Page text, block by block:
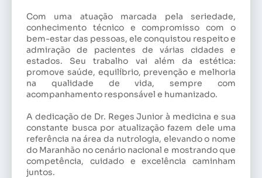
Com uma atuação marcada pela seriedade,
conhecimento técnico e compromisso com o
bem-estar das pessoas, ele conquistou respeito e
admiração de pacientes de várias cidades e
estados. Seu trabalho vai além da estética:
promove saúde, equilíbrio, prevenção e melhoria
na qualidade de vida, sempre com
acompanhamento responsável e humanizado.
A dedicação de Dr. Reges Junior à medicina e sua
constante busca por atualização fazem dele uma
referência na área da nutrologia, elevando o nome
do Maranhão no cenário nacional e mostrando que
competência, cuidado e excelência caminham
juntos.